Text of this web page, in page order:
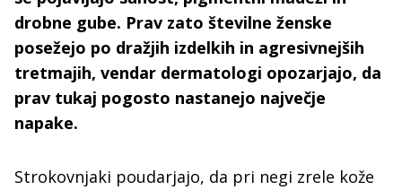
drobne gube. Prav zato številne ženske
posežejo po dražjih izdelkih in agresivnejših
tretmajih, vendar dermatologi opozarjajo, da
prav tukaj pogosto nastanejo največje
napake.
Strokovnjaki poudarjajo, da pri negi zrele kože